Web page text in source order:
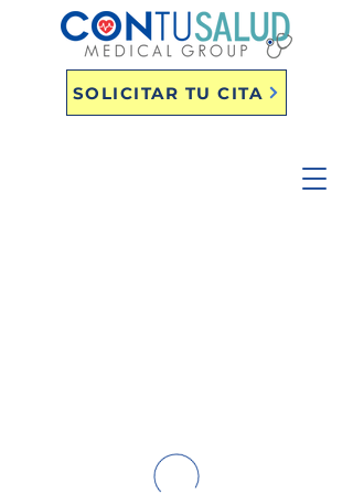
SOLICITAR TU CITA